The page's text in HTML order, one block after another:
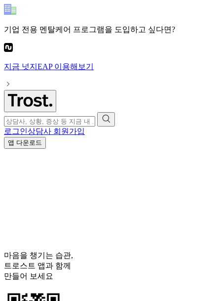
기업 전용 멘탈케어 프로그램을 도입하고 싶다면?
지금 넛지EAP이용해보기
로그인상담사 회원가입
앱 다운로드
마음을 챙기는 습관,
트로스트 앱과 함께
만들어 보세요